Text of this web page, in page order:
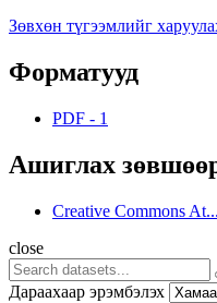
Зөвхөн түгээмлийг
Форматууд
PDF - 1
Ашиглах
Creative Commons At...
close
Дараахаар эрэмбэлэх